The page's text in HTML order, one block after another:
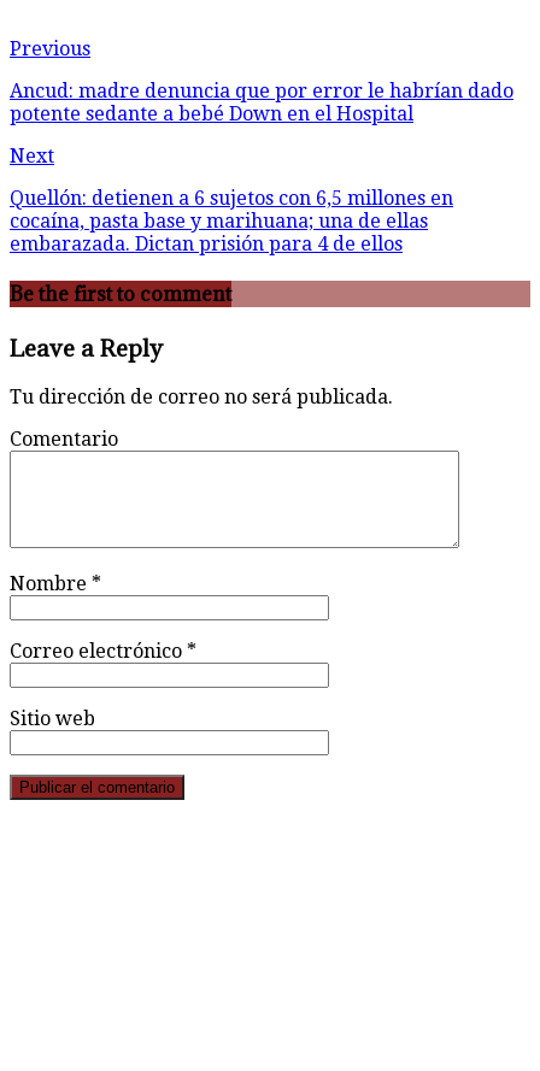
Previous
Ancud: madre denuncia que por error le habrían dado
potente sedante a bebé Down en el Hospital
Next
Quellón: detienen a 6 sujetos con 6,5 millones en
cocaína, pasta base y marihuana; una de ellas
embarazada. Dictan prisión para 4 de ellos
Be the first to comment
Leave a Reply
Tu dirección de correo no será publicada.
Comentario
Nombre *
Correo electrónico *
Sitio web